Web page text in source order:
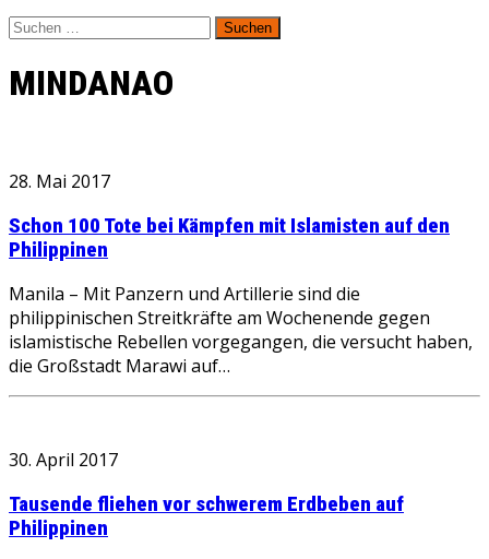
Suchen
nach:
MINDANAO
28. Mai 2017
Schon 100 Tote bei Kämpfen mit Islamisten auf den
Philippinen
Manila – Mit Panzern und Artillerie sind die
philippinischen Streitkräfte am Wochenende gegen
islamistische Rebellen vorgegangen, die versucht haben,
die Großstadt Marawi auf…
30. April 2017
Tausende fliehen vor schwerem Erdbeben auf
Philippinen